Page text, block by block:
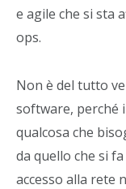
e agile che si sta
ops.
Non è del tutto
software, perché
qualcosa che
da quello che si
accesso alla rete